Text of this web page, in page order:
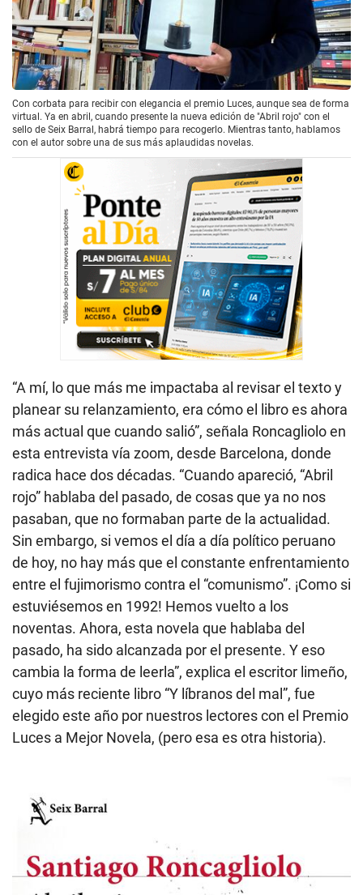
Con corbata para recibir con elegancia el premio Luces, aunque sea de forma
virtual. Ya en abril, cuando presente la nueva edición de "Abril rojo" con el
sello de Seix Barral, habrá tiempo para recogerlo. Mientras tanto, hablamos
con el autor sobre una de sus más aplaudidas novelas.
“A mí, lo que más me impactaba al revisar el texto y
planear su relanzamiento, era cómo el libro es ahora
más actual que cuando salió”, señala Roncagliolo en
esta entrevista vía zoom, desde Barcelona, donde
radica hace dos décadas. “Cuando apareció, “Abril
rojo” hablaba del pasado, de cosas que ya no nos
pasaban, que no formaban parte de la actualidad.
Sin embargo, si vemos el día a día político peruano
de hoy, no hay más que el constante enfrentamiento
entre el fujimorismo contra el “comunismo”. ¡Como si
estuviésemos en 1992! Hemos vuelto a los
noventas. Ahora, esta novela que hablaba del
pasado, ha sido alcanzada por el presente. Y eso
cambia la forma de leerla”, explica el escritor limeño,
cuyo más reciente libro “Y líbranos del mal”, fue
elegido este año por nuestros lectores con el Premio
Luces a Mejor Novela, (pero esa es otra historia).